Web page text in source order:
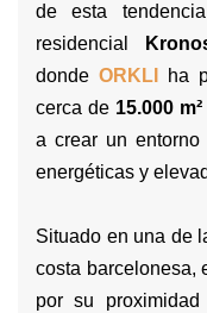
de esta
residencial
donde ORKLI
ha
cerca de 15.000
a crear un entorno
energéticas y
Situado en una de
costa barcelonesa,
por su